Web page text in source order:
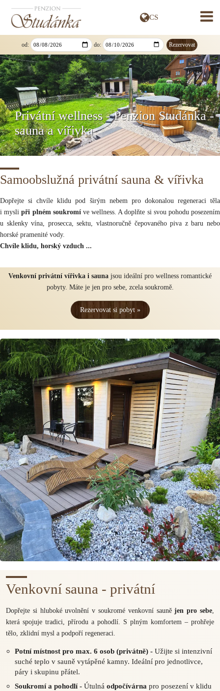
CS
» ENGLISH
» SLOVENSKY
» POLSKI
od: do:
Privátní wellness - Penzion Studánka -
sauna a vířivka
Samoobslužná privátní sauna & vířivka
Dopřejte si chvíle klidu pod širým nebem pro dokonalou regeneraci těla
i myslipři plném soukromí ve wellness. A doplňte si svou pohodu posezením
u sklenky vína, prosecca, sektu, vlastnoručně čepovaného piva z baru nebo
horské pramenité vody.
Chvíle klidu, horský vzduch ...
Venkovní privátní vířivka i sauna jsou ideální pro wellness romantické
pobyty. Máte je jen pro sebe, zcela soukromě.
Rezervovat si pobyt »
Venkovní sauna - privátní
Dopřejte si hluboké uvolnění v soukromé venkovní saunějen pro sebe
která spojuje tradici, přírodu a pohodlí. S plným komfortem – prohřeje
tělo, zklidní mysl a podpoří regeneraci.
Potní místnost pro max. 6 osob (privátně) - Užijte si intenzivní
suché teplo v sauně vytápěné kamny. Ideální pro jednotlivce,
páry i skupinu přátel.
Soukromí a pohodlí - Útulná odpočívárna pro posezení v klidu